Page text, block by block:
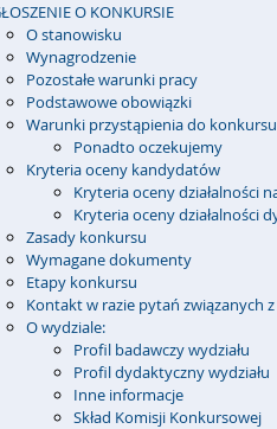
O KONKURSIE
O stanowisku
Wynagrodzenie
Pozostałe warunki pracy
Podstawowe obowiązki
Warunki przystąpienia do konkursu
Ponadto oczekujemy
Kryteria oceny kandydatów
Kryteria oceny działalności
Kryteria oceny działalności
Zasady konkursu
Wymagane dokumenty
Etapy konkursu
Kontakt w razie pytań związanych
O wydziale:
Profil badawczy wydziału
Profil dydaktyczny wydziału
Inne informacje
Skład Komisji Konkursowej